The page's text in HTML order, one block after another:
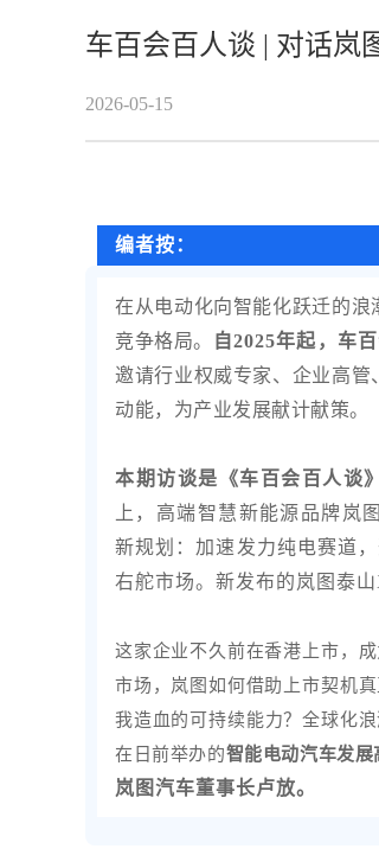
车百会百人谈 | 对话岚
2026-05-15
编者按：
在从电动化向智能化跃迁的
竞争格局。
自2025年起，车
邀请行业权威专家、企业高
动能，为产业发展献计献策。
本期访谈是《车百会百人谈
上，高端智慧新能源品牌岚
新规划：加速发力纯电赛道
右舵市场。新发布的 岚图泰
这家企业不久前在香港上市，
市场，岚图如何借助上市契机
我造血的可持续能力？全球化
在日前举办的智能电动汽车发展
岚图汽车董事长卢放。